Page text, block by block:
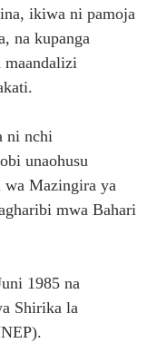
ikiwa ni pamoja
na kupanga
ni nchi
unaohusu
Mazingira ya
mwa Bahari
1985 na
Shirika la